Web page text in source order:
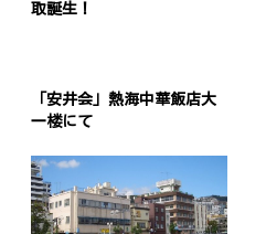
取誕生！
「安井会」熱海中華飯店大
一楼にて